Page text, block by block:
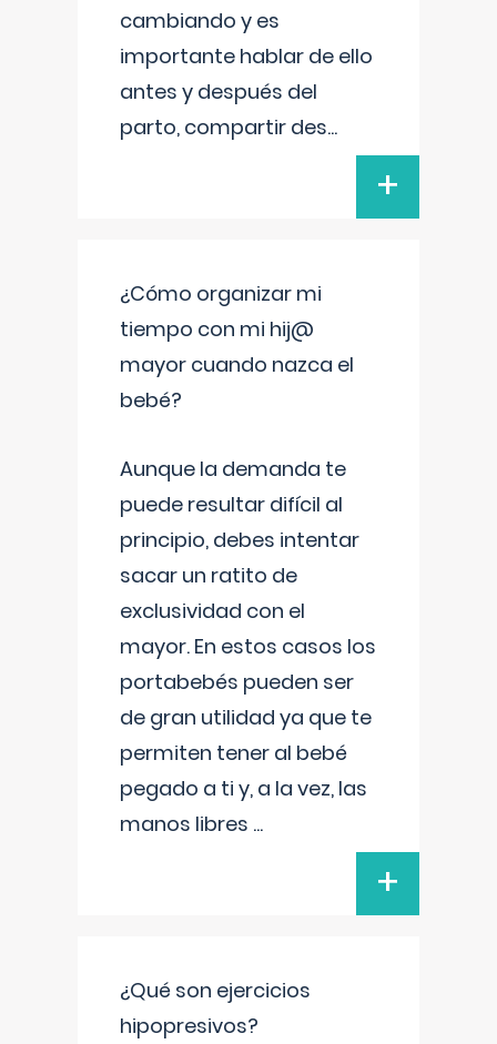
cambiando y es
importante hablar de ello
antes y después del
parto, compartir des...
+
¿Cómo organizar mi
tiempo con mi hij@
mayor cuando nazca el
bebé?
Aunque la demanda te
puede resultar difícil al
principio, debes intentar
sacar un ratito de
exclusividad con el
mayor. En estos casos los
portabebés pueden ser
de gran utilidad ya que te
permiten tener al bebé
pegado a ti y, a la vez, las
manos libres ...
+
¿Qué son ejercicios
hipopresivos?